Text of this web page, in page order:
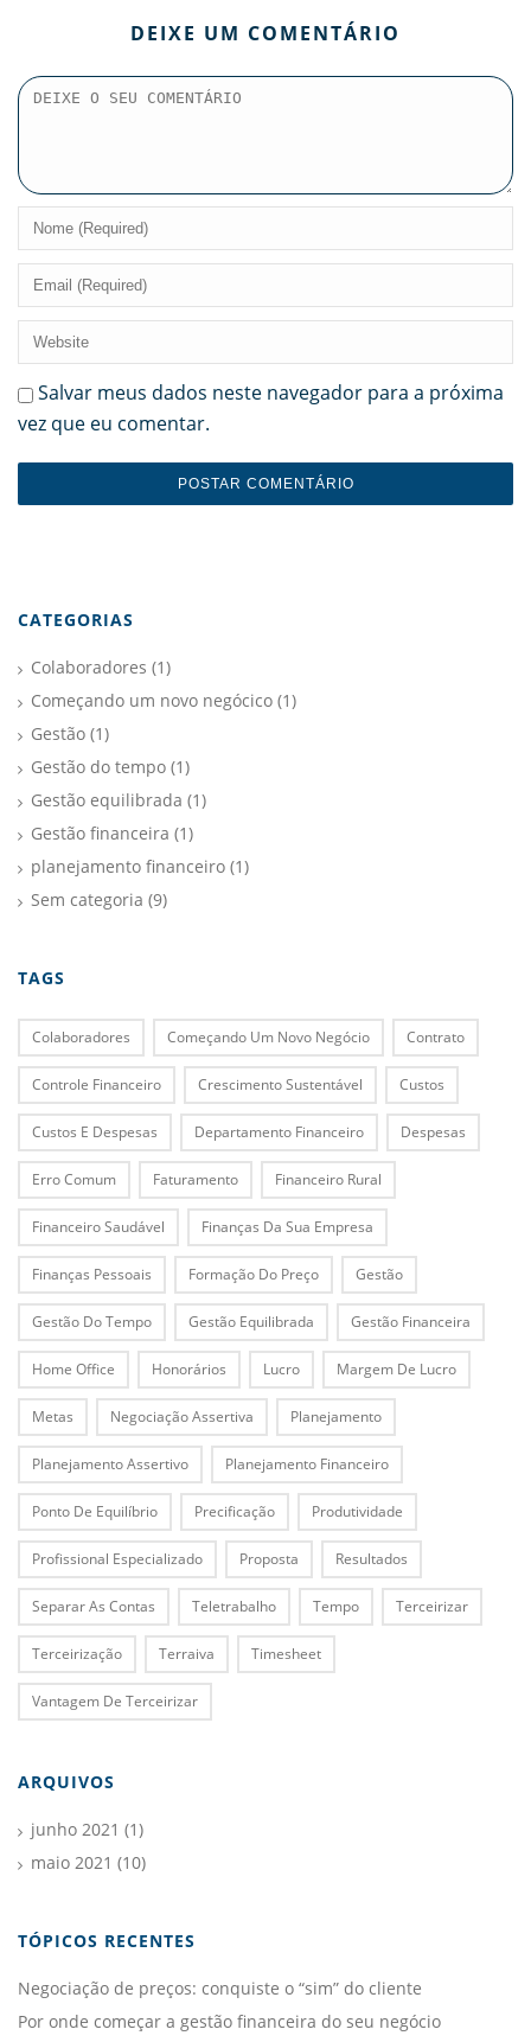
DEIXE UM COMENTÁRIO
Salvar meus dados neste navegador para a próxima
vez que eu comentar.
CATEGORIAS
Colaboradores (1)
Começando um novo negócico (1)
Gestão (1)
Gestão do tempo (1)
Gestão equilibrada (1)
Gestão financeira (1)
planejamento financeiro (1)
Sem categoria (9)
TAGS
Colaboradores Começando Um Novo Negócio Contrato
Controle Financeiro Crescimento Sustentável Custos
Custos E Despesas Departamento Financeiro Despesas
Erro Comum Faturamento Financeiro Rural
Financeiro Saudável Finanças Da Sua Empresa
Finanças Pessoais Formação Do Preço Gestão
Gestão Do Tempo Gestão Equilibrada Gestão Financeira
Home Office Honorários Lucro Margem De Lucro
Metas Negociação Assertiva Planejamento
Planejamento Assertivo Planejamento Financeiro
Ponto De Equilíbrio Precificação Produtividade
Profissional Especializado Proposta Resultados
Separar As Contas Teletrabalho Tempo Terceirizar
Terceirização Terraiva Timesheet
Vantagem De Terceirizar
ARQUIVOS
junho 2021 (1)
maio 2021 (10)
TÓPICOS RECENTES
Negociação de preços: conquiste o “sim” do cliente
Por onde começar a gestão financeira do seu negócio